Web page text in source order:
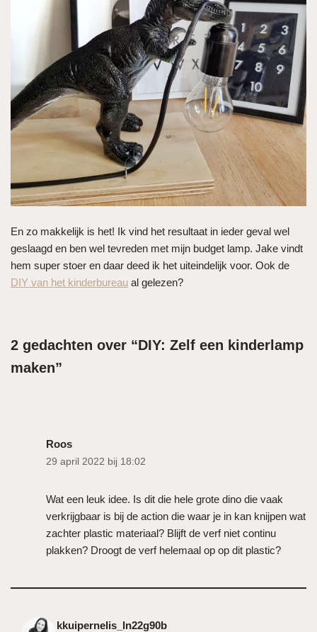
En zo makkelijk is het! Ik vind het resultaat in ieder geval wel
geslaagd en ben wel tevreden met mijn budget lamp. Jake vindt
hem super stoer en daar deed ik het uiteindelijk voor. Ook de
DIY van het kinderbureau al gelezen?
2 gedachten over “DIY: Zelf een kinderlamp
maken”
Roos
29 april 2022 bij 18:02
Wat een leuk idee. Is dit die hele grote dino die vaak
verkrijgbaar is bij de action die waar je in kan knijpen wat
zachter plastic materiaal? Blijft de verf niet continu
plakken? Droogt de verf helemaal op op dit plastic?
kkuipernelis_ln22g90b